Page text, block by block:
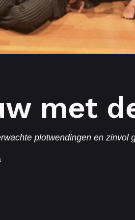
met
plotwendingen en zinvol